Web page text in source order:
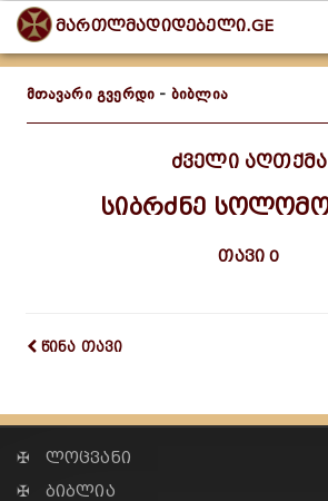
მართლმადიდებელი.GE
მთავარი გვერდი - ბიბლია
ძველი აღთქმა
სიბრძნე
თავი 0
წინა თავი
✠ ლოცვანი
✠ ბიბლია